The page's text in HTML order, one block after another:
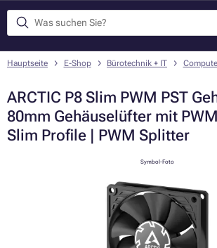
Hauptseite E-Shop Bürotechnik + IT
ARCTIC P8 Slim PWM PST
80mm Gehäuselüfter mit
Slim Profile | PWM Splitter
Symbol-Foto